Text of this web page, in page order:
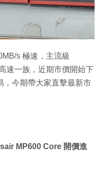
s 極速，主流級
速一族，近期市價開始下
，今期帶大家直擊最新市
MP600 Core 開價進